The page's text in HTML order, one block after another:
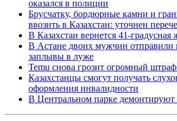
оказался в полиции
Брусчатку, бордюрные камни и
ввозить в Казахстан: уточнен
В Казахстан вернется 41-градусная
В Астане двоих мужчин отправили
заплывы в луже
Temu снова грозит огромный
Казахстанцы смогут получать
оформления инвалидности
В Центральном парке демонтируют